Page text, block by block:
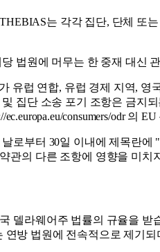
는 각각 집단, 단체 또
법원에 머무는 한 중재 대신
유럽 연합, 유럽 경제 지역, 영
집단 소송 포기 조항은 금지
consumers/odr 의
로부터 30일 이내에 제목란에
관의 다른 조항에 영향을 미치
델라웨어주 법률의 규율을
연방 법원에 전속적으로 제기